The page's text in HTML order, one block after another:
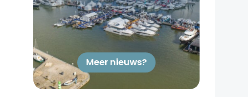
Meer nieuws?